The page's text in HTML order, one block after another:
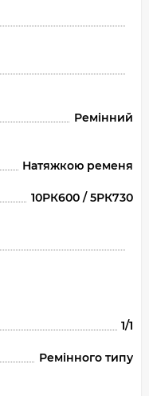
Ремінний
Натяжкою ременя
10РК600 / 5РК730
1/1
Ремінного типу